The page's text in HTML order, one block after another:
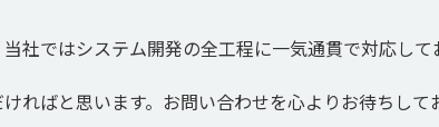
社ではシステム開発の全工程に一気通貫で対応して
ればと思います。お問い合わせを心よりお待ちして